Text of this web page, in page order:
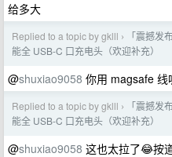
给多大
Replied to a topic by gklll ›
「震撼发
能全 USB-C 口充电头（欢迎补充）
@shuxiao9058 你用 magsafe 线
Replied to a topic by gklll ›
「震撼发
能全 USB-C 口充电头（欢迎补充）
@shuxiao9058 这也太拉了😂按